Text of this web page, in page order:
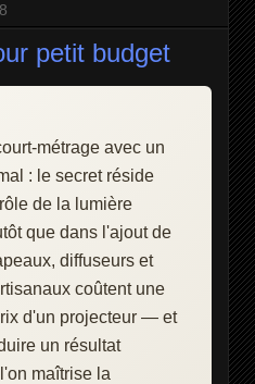
petit budget
métrage avec un
: le secret réside
de la lumière
que dans l'ajout de
diffuseurs et
coûtent une
d'un projecteur — et
un résultat
maîtrise la